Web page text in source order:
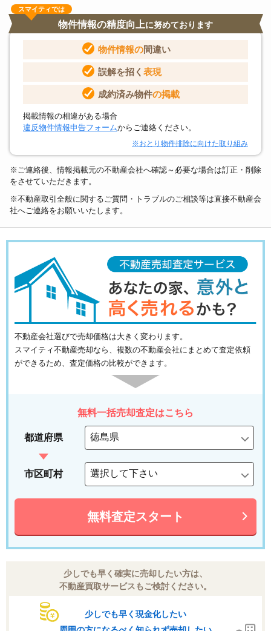
スマイティでは
物件情報の精度向上に努めております
物件情報の間違い
誤解を招く 表現
成約済み物件の掲載
掲載情報の相違がある場合
違反物件情報申告フォームからご連絡ください。
※おとり物件排除に向けた取り組み
※ご連絡後、情報掲載元の不動産会社へ確認～必要な場合は訂正・削除
をさせていただきます。
※不動産取引全般に関するご質問・トラブルのご相談等は直接不動産会
社へご連絡をお願いいたします。
不動産会社選びで売却価格は大きく変わります。
スマイティ不動産売却なら、複数の不動産会社にまとめて査定依頼
ができるため、査定価格の比較ができます。
無料一括売却査定はこちら
都道府県
市区町村
無料査定スタート
少しでも早く確実に売却したい方は、
不動産買取サービスもご検討ください。
少しでも早く現金化したい